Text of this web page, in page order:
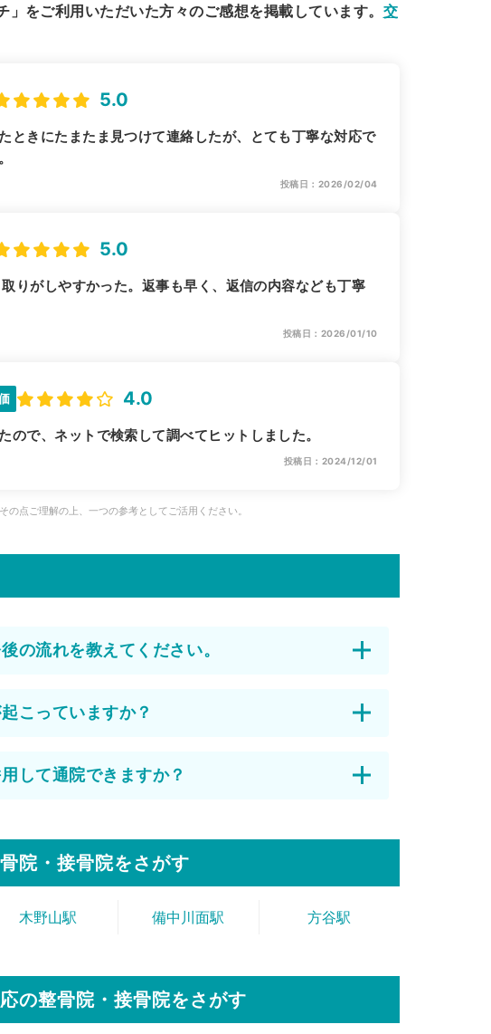
をご利用いただいた方々のご感想を掲載しています。 交
5.0
ときにたまたま見つけて連絡したが、とても丁寧な対応で
投稿日：2026/02/04
5.0
りがしやすかった。返事も早く、返信の内容なども丁寧
投稿日：2026/01/10
4.0
で、ネットで検索して調べてヒットしました。
投稿日：2024/12/01
点ご理解の上、一つの参考としてご活用ください。
の流れを教えてください。
こっていますか？
して通院できますか？
院・接骨院をさがす
木野山駅 備中川面駅 方谷駅
の整骨院・接骨院をさがす